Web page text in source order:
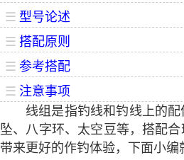
☰ 型号论述
☰ 搭配原则
☰ 参考搭配
☰ 注意事项
线组是指钓线和钓线上的
坠、八字环、太空豆等，搭配
带来更好的作钓体验，下面小编